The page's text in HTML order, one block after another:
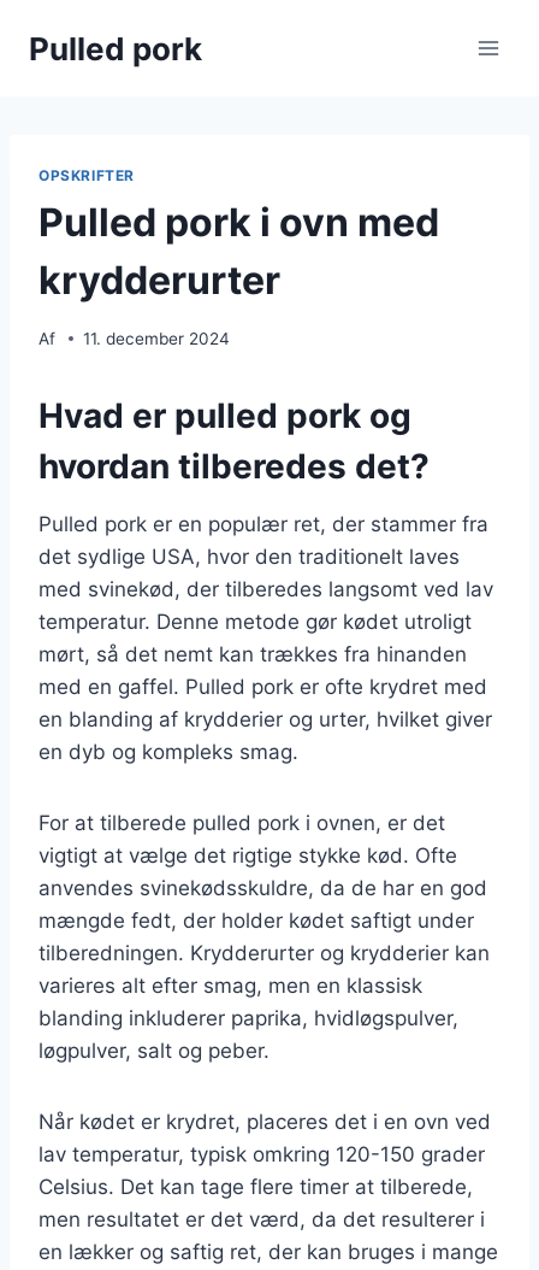
Pulled pork
OPSKRIFTER
Pulled pork i ovn med
krydderurter
Af 11. december 2024
Hvad er pulled pork og
hvordan tilberedes det?
Pulled pork er en populær ret, der stammer fra
det sydlige USA, hvor den traditionelt laves
med svinekød, der tilberedes langsomt ved lav
temperatur. Denne metode gør kødet utroligt
mørt, så det nemt kan trækkes fra hinanden
med en gaffel. Pulled pork er ofte krydret med
en blanding af krydderier og urter, hvilket giver
en dyb og kompleks smag.
For at tilberede pulled pork i ovnen, er det
vigtigt at vælge det rigtige stykke kød. Ofte
anvendes svinekødsskuldre, da de har en god
mængde fedt, der holder kødet saftigt under
tilberedningen. Krydderurter og krydderier kan
varieres alt efter smag, men en klassisk
blanding inkluderer paprika, hvidløgspulver,
løgpulver, salt og peber.
Når kødet er krydret, placeres det i en ovn ved
lav temperatur, typisk omkring 120-150 grader
Celsius. Det kan tage flere timer at tilberede,
men resultatet er det værd, da det resulterer i
en lækker og saftig ret, der kan bruges i mange